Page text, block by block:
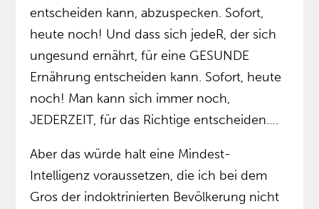
entscheiden kann, abzuspecken. Sofort,
heute noch! Und dass sich jedeR, der sich
ungesund ernährt, für eine GESUNDE
Ernährung entscheiden kann. Sofort, heute
noch! Man kann sich immer noch,
JEDERZEIT, für das Richtige entscheiden….
Aber das würde halt eine Mindest-
Intelligenz voraussetzen, die ich bei dem
Gros der indoktrinierten Bevölkerung nicht